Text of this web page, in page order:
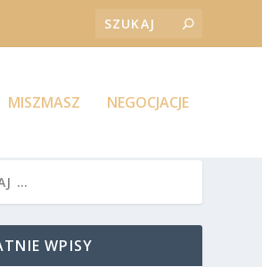
MISZMASZ NEGOCJACJE
WPISY